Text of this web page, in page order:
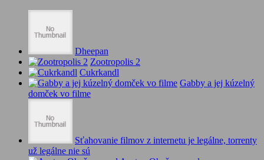
Dheepan
Zootropolis 2
Cukrkandl
Gabby a jej kúzelný
domček vo filme
Sťahovanie filmov z internetu je legálne, torrenty
už legálne nie sú